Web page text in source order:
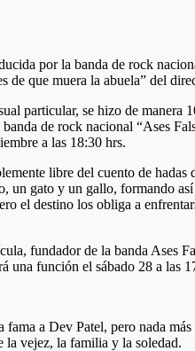
por la banda de rock
de que muera la abuela” del
particular, se hizo de manera
de rock nacional “Ases
a las 18:30 hrs.
libre del cuento de
gato y un gallo, formando
el destino los obliga a
fundador de la banda Ases
una función el sábado 28 a las
a Dev Patel, pero nada
la vejez, la familia y la soledad.